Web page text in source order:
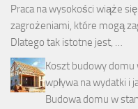
Praca na wysokości wiąże
zagrożeniami, które mogą
Dlatego tak istotne jest, …
Koszt budowy
wpływa na wydatki i
Budowa domu w